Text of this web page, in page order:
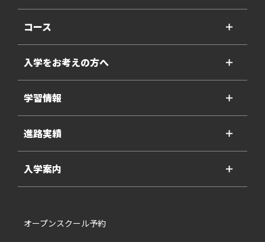
コース ＋
入学をお考えの方へ ＋
学習情報 ＋
進路実績 ＋
入学案内 ＋
オープンスクール予約